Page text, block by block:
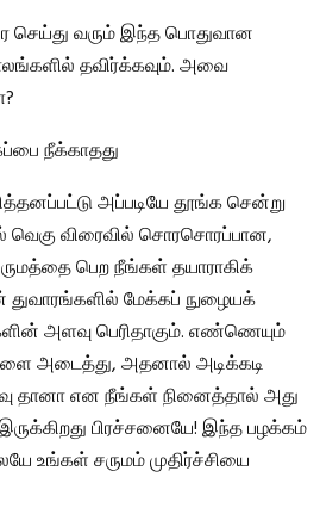
வரும் இந்த பொதுவான
தவிர்க்கவும். அவை
நீக்காதது
அப்படியே தூங்க சென்று
வெகு விரைவில் சொரசொரப்பான,
பெற நீங்கள் தயாராகிக்
மேக்கப் நுழையக்
அளவு பெரிதாகும். எண்ணெயும்
அடைத்து, அதனால் அடிக்கடி
தானா என நீங்கள் நினைத்தால் அது
பிரச்சனையே! இந்த பழக்கம்
உங்கள் சருமம் முதிர்ச்சியை